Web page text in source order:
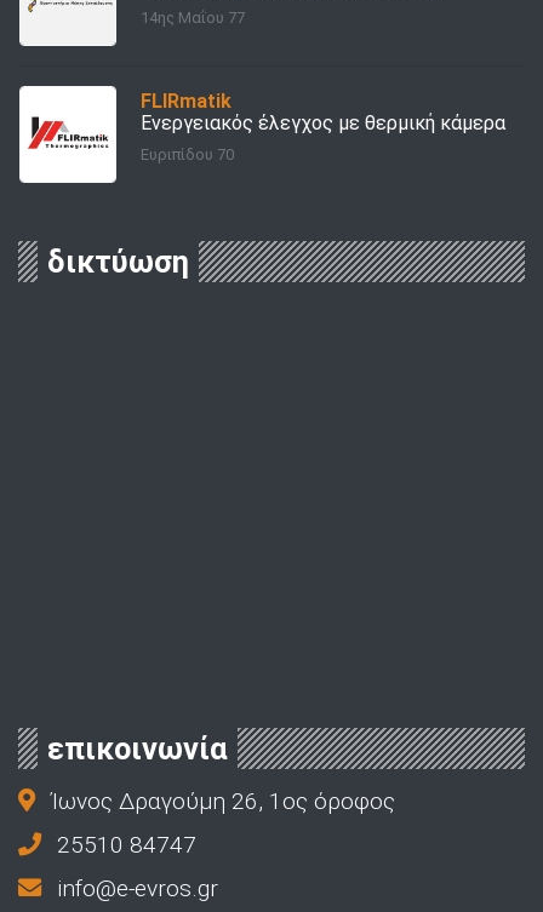
14ης Μαΐου 77
FLIRmatik
Ενεργειακός έλεγχος με θερμική κάμερα
Ευριπίδου 70
δικτύωση
επικοινωνία
Ίωνος Δραγούμη 26, 1ος όροφος
25510 84747
info@e-evros.gr